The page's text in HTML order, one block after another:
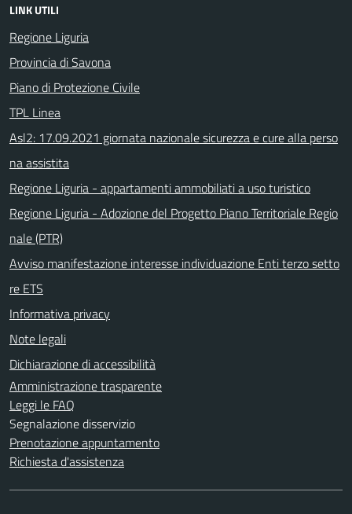
LINK UTILI
Regione Liguria
Provincia di Savona
Piano di Protezione Civile
TPL Linea
Asl2: 17.09.2021 giornata nazionale sicurezza e cure alla perso
na assistita
Regione Liguria - appartamenti ammobiliati a uso turistico
Regione Liguria - Adozione del Progetto Piano Territoriale Regio
nale (PTR)
Avviso manifestazione interesse individuazione Enti terzo setto
re ETS
Informativa privacy
Note legali
Dichiarazione di accessibilità
Amministrazione trasparente
Leggi le FAQ
Segnalazione disservizio
Prenotazione appuntamento
Richiesta d'assistenza